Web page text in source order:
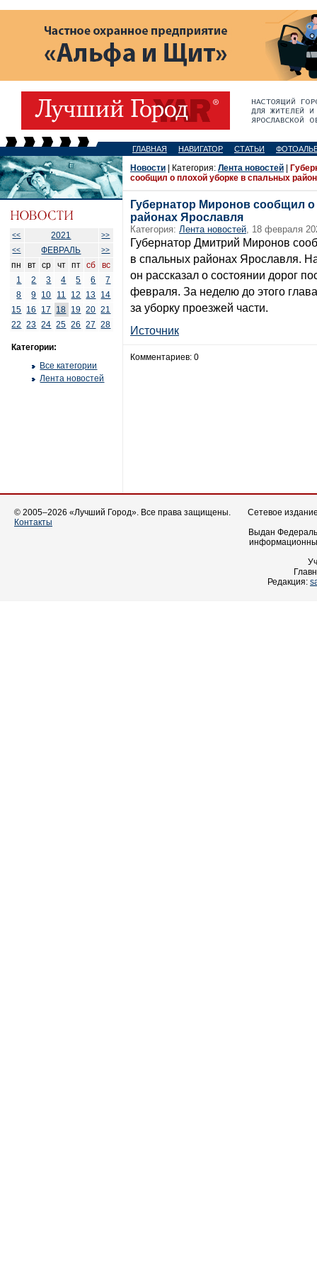
ГЛАВНАЯ НАВИГАТОР СТАТЬИ
<< 2021
>>
<<
ФЕВРАЛЬ >>
пн вт ср чт пт сб
вс
1
2 3 4 5 6
7
8
9 10 11 12 13 14
15 16 17 18 19 20 21
22
23 24 25 26 27 28
Категории:
Все категории
Лента новостей
Новости | Категория: Лента новостей
сообщил о плохой уборке в спальных
Губернатор Миронов сообщил
районах Ярославля
Категория: Лента новостей, 18 февраля
Губернатор Дмитрий Миронов
в спальных районах Ярославля.
он рассказал о состоянии дорог
февраля. За неделю до этого
за уборку проезжей части.
Источник
Комментариев: 0
© 2005–2026 «Лучший Город». Все права защищены.
Контакты
Сетевое
Выдан
Редакция: